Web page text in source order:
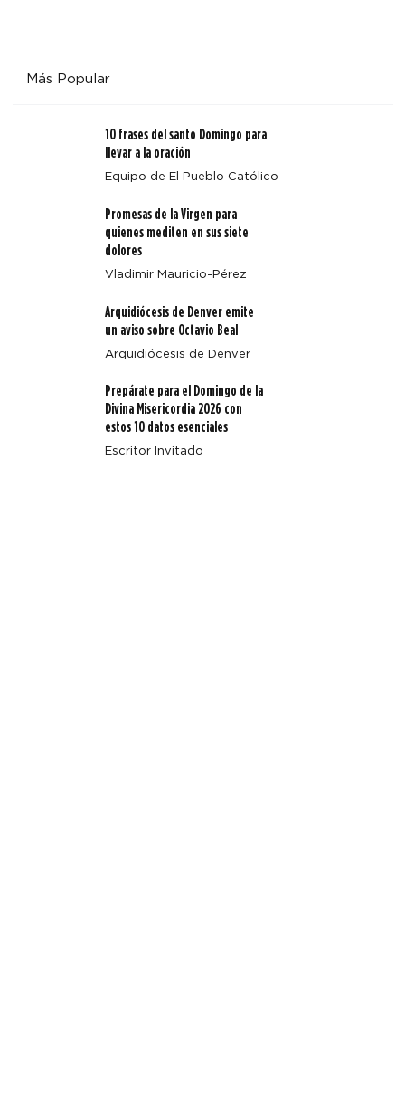
Más Popular
10 frases del santo Domingo para
llevar a la oración
Equipo de El Pueblo Católico
Promesas de la Virgen para
quienes mediten en sus siete
dolores
Vladimir Mauricio-Pérez
Arquidiócesis de Denver emite
un aviso sobre Octavio Beal
Arquidiócesis de Denver
Prepárate para el Domingo de la
Divina Misericordia 2026 con
estos 10 datos esenciales
Escritor Invitado